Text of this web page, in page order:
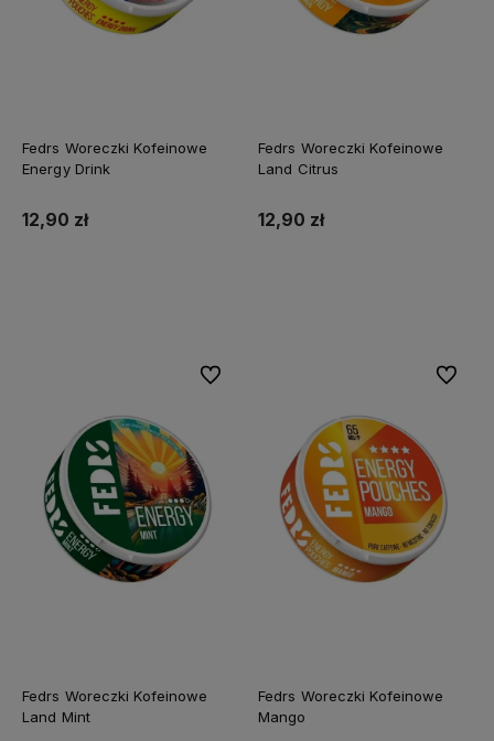
Fedrs Woreczki Kofeinowe
Energy Drink
12,90 zł
Fedrs Woreczki Kofeinowe
Land Citrus
12,90 zł
Fedrs Woreczki Kofeinowe
Land Mint
Do ulubionych
Fedrs Woreczki Kofeinowe
Mango
Do